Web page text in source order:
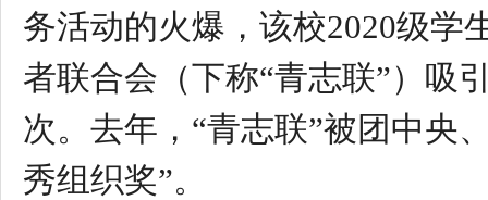
务活动的火爆，该校2020级学
者联合会（下称“青志联”）吸
次。去年，“青志联”被团中央
秀组织奖”。